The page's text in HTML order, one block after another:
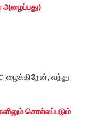
வந்து
சொல்லப்படும்